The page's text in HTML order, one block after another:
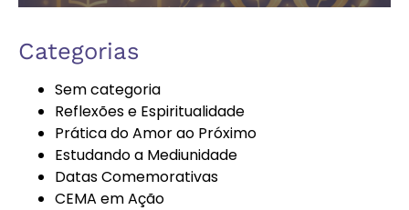
Autoconhecimento
Bazar
Beneficente
Categorias
Sem categoria
Reflexões e Espiritualidade
Prática do Amor ao Próximo
Estudando a Mediunidade
Datas Comemorativas
CEMA em Ação